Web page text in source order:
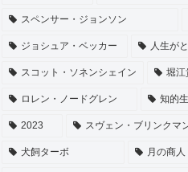
スペンサー・ジョンソン
ジョシュア・ベッカー 人生が
スコット・ソネンシェイン 堀江
ロレン・ノードグレン 知的
2023 スヴェン・ブリンクマ
犬飼ターボ 月の商人